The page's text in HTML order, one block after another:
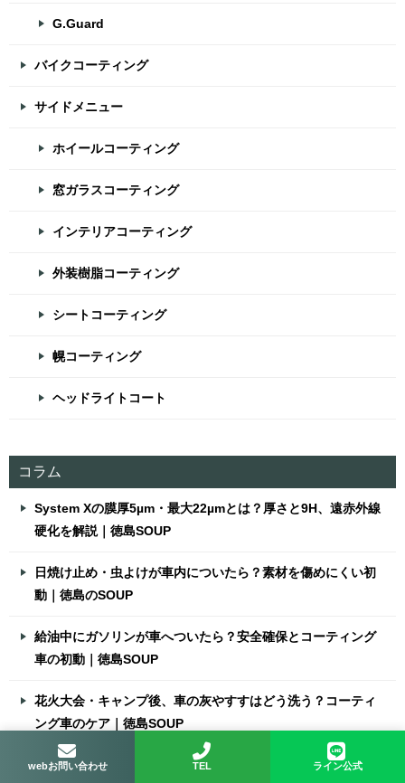
G.Guard
バイクコーティング
サイドメニュー
ホイールコーティング
窓ガラスコーティング
インテリアコーティング
外装樹脂コーティング
シートコーティング
幌コーティング
ヘッドライトコート
コラム
System Xの膜厚5µm・最大22µmとは？厚さと9H、遠赤外線
硬化を解説｜徳島SOUP
日焼け止め・虫よけが車内についたら？素材を傷めにくい初
動｜徳島のSOUP
給油中にガソリンが車へついたら？安全確保とコーティング
車の初動｜徳島SOUP
花火大会・キャンプ後、車の灰やすすはどう洗う？コーティ
ング車のケア｜徳島SOUP
高速道路のあと、コーティング車はいつ洗う？虫汚れ・雨あ
webお問い合わせ TEL ライン公式